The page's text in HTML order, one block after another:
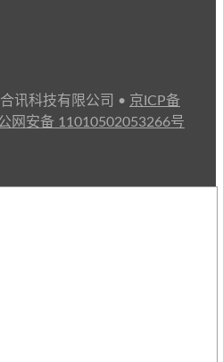
讯科技有限公司 • 京ICP备
网安备 11010502053266号